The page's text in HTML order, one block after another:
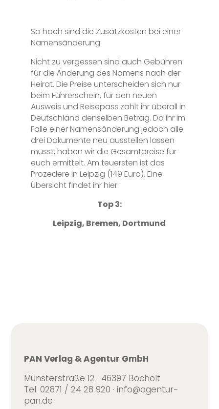
So hoch sind die Zusatzkosten bei einer
Namensänderung
Nicht zu vergessen sind auch Gebühren
für die Änderung des Namens nach der
Heirat. Die Preise unterscheiden sich nur
beim Führerschein, für den neuen
Ausweis und Reisepass zahlt ihr überall in
Deutschland denselben Betrag. Da ihr im
Falle einer Namensänderung jedoch alle
drei Dokumente neu ausstellen lassen
müsst, haben wir die Gesamtpreise für
euch ermittelt. Am teuersten ist das
Prozedere in Leipzig (149 Euro). Eine
Übersicht findet ihr hier:
Top 3:
Leipzig, Bremen, Dortmund
PAN Verlag & Agentur GmbH
Münsterstraße 12 · 46397 Bocholt
Tel. 02871 / 24 28 920 · info@agentur-
pan.de